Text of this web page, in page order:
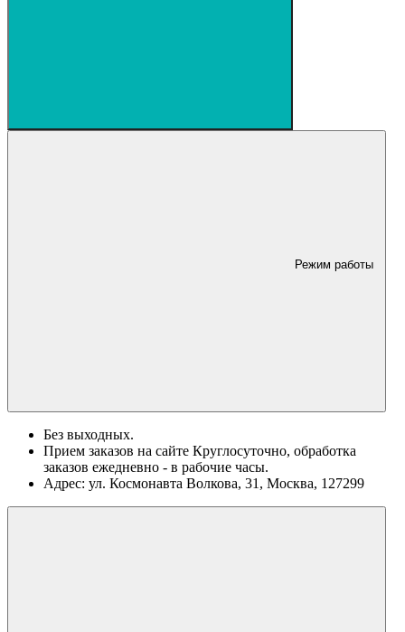
Режим работы
Без выходных.
Прием заказов на сайте Круглосуточно, обработка
заказов ежедневно - в рабочие часы.
Адрес: ул. Космонавта Волкова, 31, Москва, 127299